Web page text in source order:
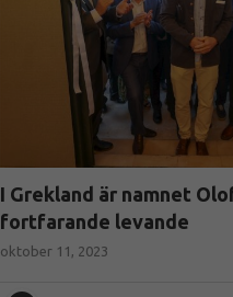
I Grekland är namnet
fortfarande levande
oktober 11, 2023